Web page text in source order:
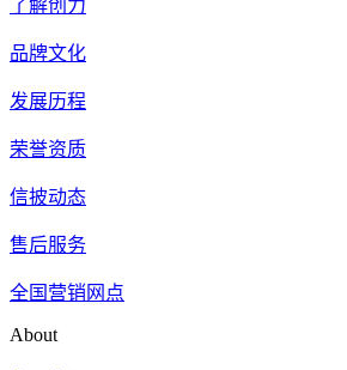
了解创力
品牌文化
发展历程
荣誉资质
信披动态
售后服务
全国营销网点
About